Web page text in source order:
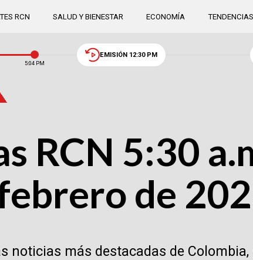
RCN SALUD Y BIENESTAR ECONOMÍA TENDENCIAS
5:04 PM
EMISIÓN 12:30 PM
RCN 5:30
de
noticias más destacadas de